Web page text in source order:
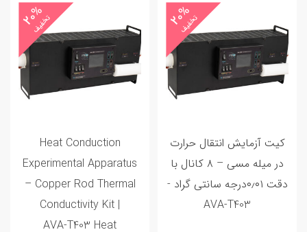
20%
کیت آزمایش انتقال حرارت
در میله مسی – ۸ کانال با
دقت ۰٫۰۱درجه سانتی گراد -
AVA‑T403
20%
Heat Conduction
Experimental Apparatus
– Copper Rod Thermal
Conductivity Kit |
AVA‑T403 Heat